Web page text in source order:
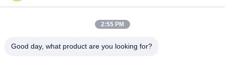
met Robot/het Palletiseren
investering
2:55 PM
Good day, what product are you looking for?